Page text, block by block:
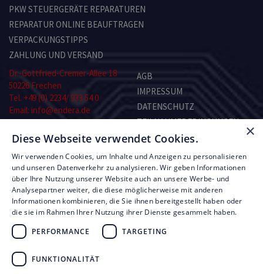
PKW STEUERGERÄTE REPARATUREN
REPARATUR ONLINE BEAUFTRAGEN
VERPACKUNGSTIPPS
ZAHLUNG UND VERSAND
Dr.-Gottfried-Cremer-Allee 18
50226 Frechen
Tel. +49 (0) 2234/ 933 54 0
Email: info@endera.de
Montag–Freitag:
8.00–13.00 und 14.00–17.00 Uhr
Samstag: nach Vereinbarung
AGB
IMPRESSUM
DATENSCHUTZ
TEILNAHMEBEDINGUNGEN
KONTAKT
RMA-FORMULAR
© Copyright by Endera Digitaltechnik 2026
UNSERE LEISTUNGEN
×
Diese Webseite verwendet Cookies.
Wir verwenden Cookies, um Inhalte und Anzeigen zu personalisieren
und unseren Datenverkehr zu analysieren. Wir geben Informationen
über Ihre Nutzung unserer Website auch an unsere Werbe- und
Analysepartner weiter, die diese möglicherweise mit anderen
Informationen kombinieren, die Sie ihnen bereitgestellt haben oder
die sie im Rahmen Ihrer Nutzung ihrer Dienste gesammelt haben.
PERFORMANCE
TARGETING
FUNKTIONALITÄT